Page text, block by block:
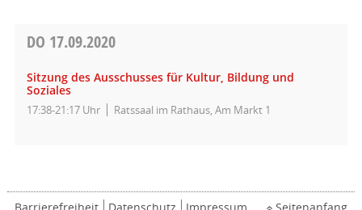
DO 17.09.2020
Sitzung des Ausschusses für Kultur, Bildung und
Soziales
17:38-21:17 Uhr Ratssaal im Rathaus, Am Markt 1